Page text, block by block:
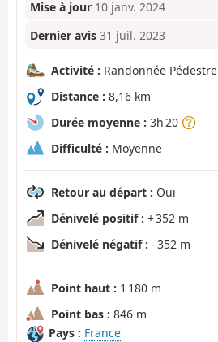
Mise à jour 10 janv. 2024
Dernier avis 31 juil. 2023
Activité : Randonnée Pédestre
Distance : 8,16 km
Durée moyenne : 3h 20
Difficulté : Moyenne
Retour au départ : Oui
Dénivelé positif : + 352 m
Dénivelé négatif : - 352 m
Point haut : 1 180 m
Point bas : 846 m
Pays : France